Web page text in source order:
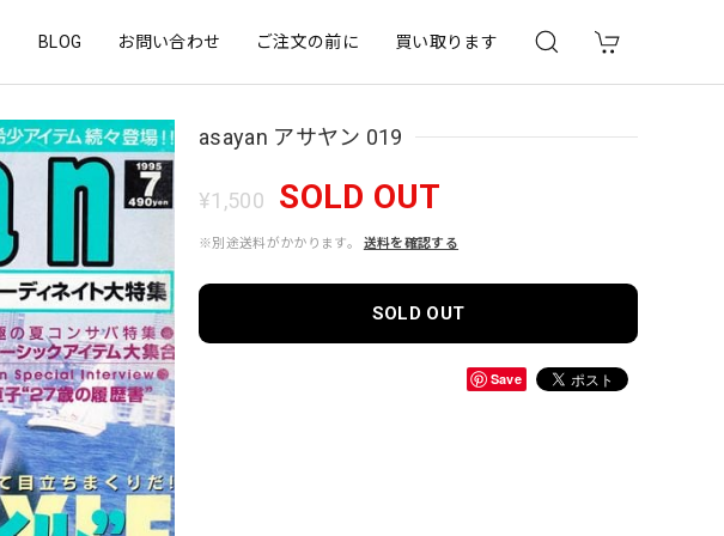
BLOG お問い合わせ ご注文の前に 買い取ります
asayan アサヤン 019
¥1,500 SOLD OUT
※別途送料がかかります。 送料を確認する
SOLD OUT
Save